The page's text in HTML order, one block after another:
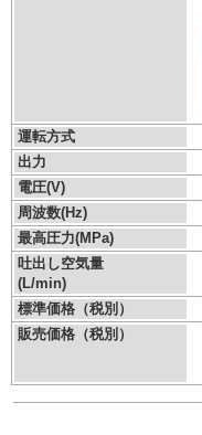
運転方式
出力
電圧(V)
周波数(Hz)
最高圧力(MPa)
吐出し空気量
(L/min)
標準価格（税別）
販売価格（税別）